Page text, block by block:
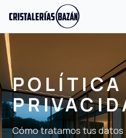
Cristalerías Bazán
Cómo tratamos tus